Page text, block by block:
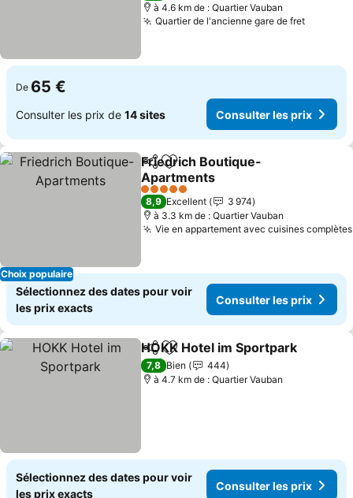
à 4.6 km de : Quartier Vauban
Quartier de l'ancienne gare de fret
De 65 €
Consulter les prix de 14 sites Consulter les prix
Choix populaire
PartagerAjouter à mes favoris
Friedrich Boutique-
Apartments
5 Étoiles
8,9 Excellent
3 974
à 3.3 km de : Quartier Vauban
Vie en appartement avec cuisines complètes
Sélectionnez des dates pour voir
les prix exacts
Consulter les prix
PartagerAjouter à mes favoris
HOKK Hotel im Sportpark
7,8 Bien
444
à 4.7 km de : Quartier Vauban
Sélectionnez des dates pour voir
les prix exacts
Consulter les prix